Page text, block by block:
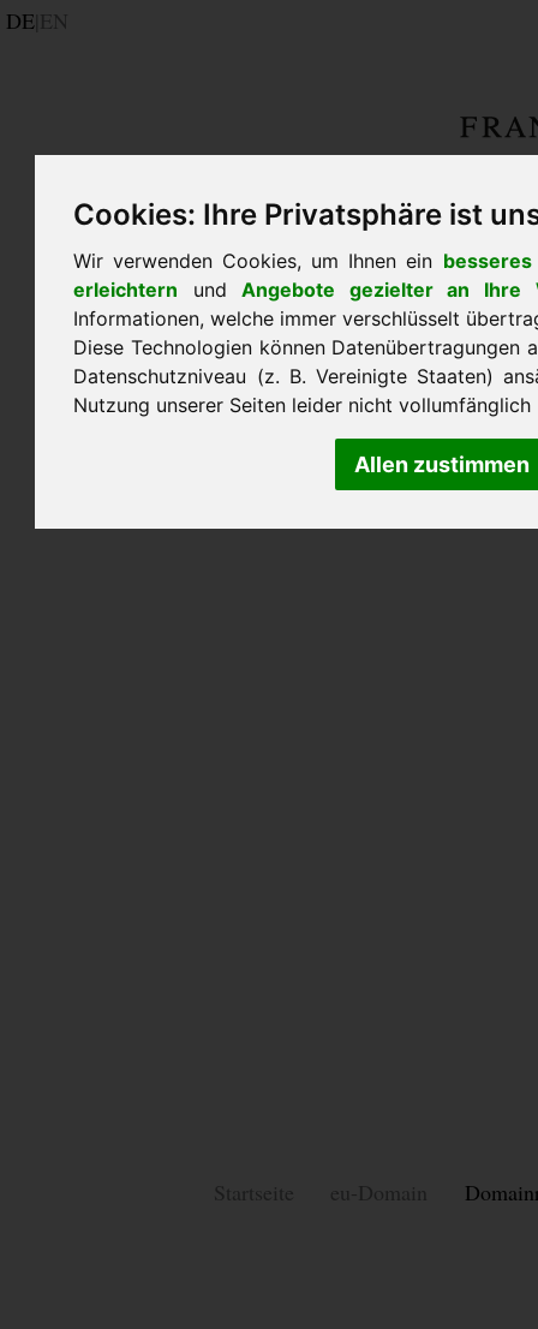
Cookies: Ihre Privatsphäre ist
Wir verwenden Cookies, um Ihnen ein
erleichtern undAngebote gezielter an Ihre
Informationen, welche immer verschlüsselt
Diese Technologien können Datenübertragungen
Datenschutzniveau (z. B. Vereinigte Staaten)
Nutzung unserer Seiten leider nicht vollumfänglich
Allen zustimmen
DE EN
Startseite eu-Domain